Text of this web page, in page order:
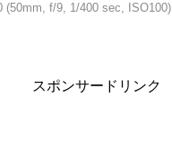
(50mm, f/9, 1/400 sec, ISO100)
スポンサードリンク